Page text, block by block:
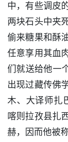
中，有些调皮
两块石头中夹
偷来糖果和酥
任意享用其血
们就送给他一
出现过藏传佛
木、大译师扎
喀则拉孜县扎
赫，因而他被